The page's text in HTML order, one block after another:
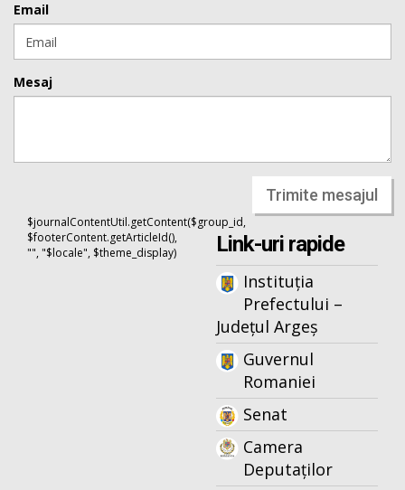
Email
Mesaj
Trimite mesajul
$journalContentUtil.getContent($group_id,
$footerContent.getArticleId(),
"", "$locale", $theme_display)
Link-uri rapide
Instituția
Prefectului –
Județul Argeș
Guvernul
Romaniei
Senat
Camera
Deputaților